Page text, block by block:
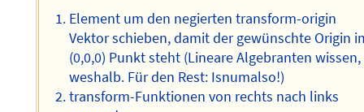
Element um den negierten transform-origin
Vektor schieben, damit der gewünschte Origin
(0,0,0) Punkt steht (Lineare Algebranten wissen,
weshalb. Für den Rest: Isnumalso!)
transform-Funktionen von rechts nach links